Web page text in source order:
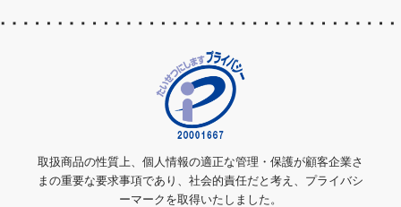
取扱商品の性質上、個人情報の適正な管理・保護が顧客企業さ
まの重要な要求事項であり、社会的責任だと考え、プライバシ
ーマークを取得いたしました。